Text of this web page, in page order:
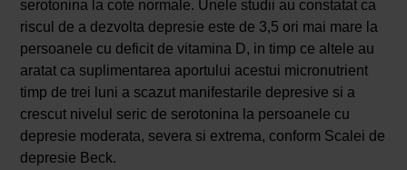
serotonina la cote normale. Unele studii au constatat ca
riscul de a dezvolta depresie este de 3,5 ori mai mare la
persoanele cu deficit de vitamina D, in timp ce altele au
aratat ca suplimentarea aportului acestui micronutrient
timp de trei luni a scazut manifestarile depresive si a
crescut nivelul seric de serotonina la persoanele cu
depresie moderata, severa si extrema, conform Scalei de
depresie Beck.